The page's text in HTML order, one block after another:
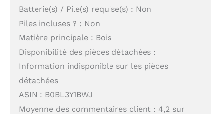
Batterie(s) / Pile(s) requise(s) : Non
Piles incluses ? : Non
Matière principale : Bois
Disponibilité des pièces détachées :
Information indisponible sur les pièces
détachées
ASIN : B0BL3Y1BWJ
Moyenne des commentaires client : 4,2 sur